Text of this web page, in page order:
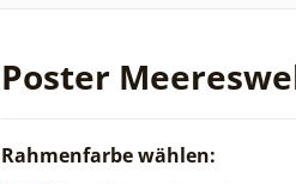
Poster
Rahmenfarbe wählen: